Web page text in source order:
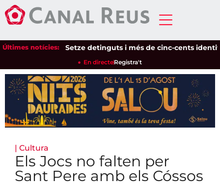
Últimes notícies:Setze detinguts i més de cinc-cents
En directeRegistra't
| Cultura
Els Jocs no falten per
Sant Pere amb els Cóssos